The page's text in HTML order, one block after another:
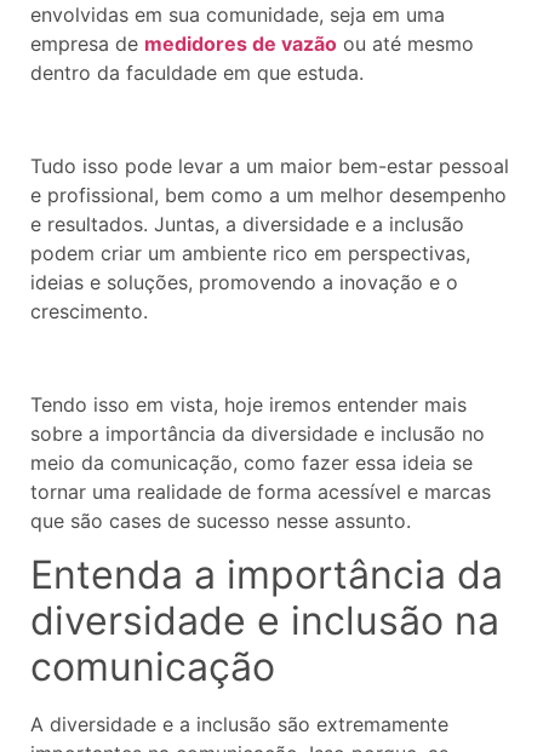
envolvidas em sua comunidade, seja em uma
empresa de medidores de vazão ou até mesmo
dentro da faculdade em que estuda.
Tudo isso pode levar a um maior bem-estar pessoal
e profissional, bem como a um melhor desempenho
e resultados. Juntas, a diversidade e a inclusão
podem criar um ambiente rico em perspectivas,
ideias e soluções, promovendo a inovação e o
crescimento.
Tendo isso em vista, hoje iremos entender mais
sobre a importância da diversidade e inclusão no
meio da comunicação, como fazer essa ideia se
tornar uma realidade de forma acessível e marcas
que são cases de sucesso nesse assunto.
Entenda a importância da
diversidade e inclusão na
comunicação
A diversidade e a inclusão são extremamente